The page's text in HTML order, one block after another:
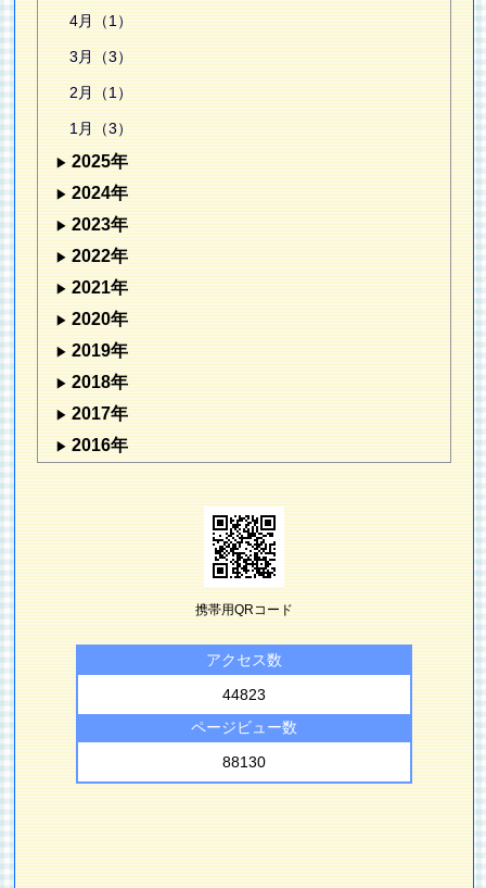
4月（1）
3月（3）
2月（1）
1月（3）
2025年
2024年
2023年
2022年
2021年
2020年
2019年
2018年
2017年
2016年
携帯用QRコード
アクセス数
44823
ページビュー数
88130